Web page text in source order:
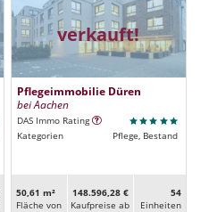
verkauft!
Pflegeimmobilie Düren
bei Aachen
DAS Immo Rating
Kategorien
Pflege, Bestand
50,61 m²
Fläche von
148.596,28 €
Kaufpreise ab
54
Ein­heiten